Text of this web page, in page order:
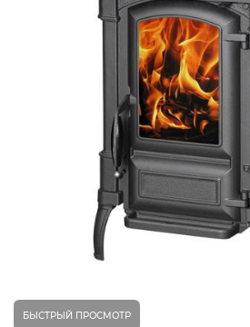
БЫСТРЫЙ ПРОСМОТР